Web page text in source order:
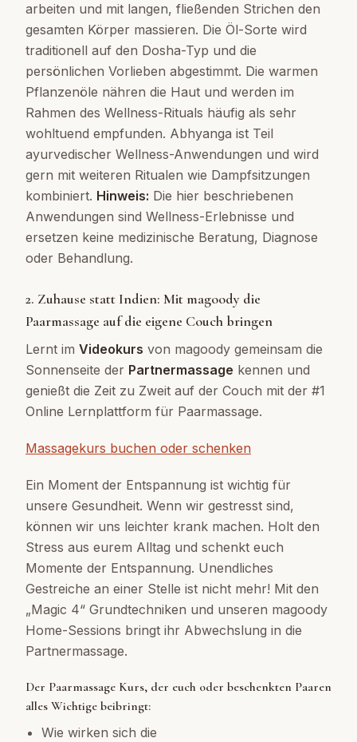
arbeiten und mit langen, fließenden Strichen den
gesamten Körper massieren. Die Öl-Sorte wird
traditionell auf den Dosha-Typ und die
persönlichen Vorlieben abgestimmt. Die warmen
Pflanzenöle nähren die Haut und werden im
Rahmen des Wellness-Rituals häufig als sehr
wohltuend empfunden. Abhyanga ist Teil
ayurvedischer Wellness-Anwendungen und wird
gern mit weiteren Ritualen wie Dampfsitzungen
kombiniert. Hinweis: Die hier beschriebenen
Anwendungen sind Wellness-Erlebnisse und
ersetzen keine medizinische Beratung, Diagnose
oder Behandlung.
2. Zuhause statt Indien: Mit magoody die
Paarmassage auf die eigene Couch bringen
Lernt im Videokurs von magoody gemeinsam die
Sonnenseite der Partnermassage kennen und
genießt die Zeit zu Zweit auf der Couch mit der #1
Online Lernplattform für Paarmassage.
Massagekurs buchen oder schenken
Ein Moment der Entspannung ist wichtig für
unsere Gesundheit. Wenn wir gestresst sind,
können wir uns leichter krank machen. Holt den
Stress aus eurem Alltag und schenkt euch
Momente der Entspannung. Unendliches
Gestreiche an einer Stelle ist nicht mehr! Mit den
„Magic 4“ Grundtechniken und unseren magoody
Home-Sessions bringt ihr Abwechslung in die
Partnermassage.
Der Paarmassage Kurs, der euch oder beschenkten Paaren
alles Wichtige beibringt:
Wie wirken sich die